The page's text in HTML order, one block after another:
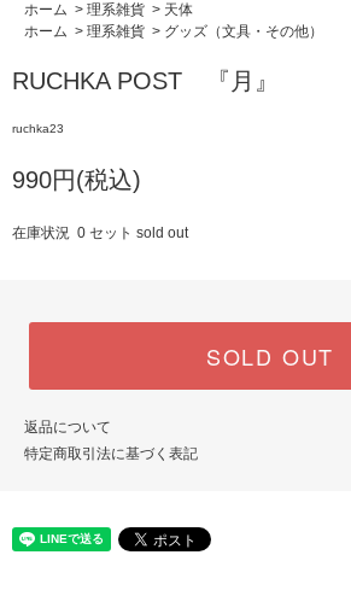
ホーム > 理系雑貨 > 天体
ホーム > 理系雑貨 > グッズ（文具・その他）
RUCHKA POST 『月』
ruchka23
990円(税込)
在庫状況 0 セット sold out
SOLD OUT
返品について
特定商取引法に基づく表記